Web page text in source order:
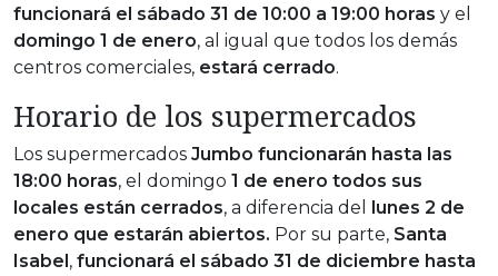
funcionará el sábado 31 de 10:00 a 19:00 horas y el
domingo 1 de enero, al igual que todos los demás
centros comerciales, estará cerrado.
Horario de los supermercados
Los supermercados Jumbo funcionarán hasta las
18:00 horas, el domingo 1 de enero todos sus
locales están cerrados, a diferencia del
lunes 2 de
enero que estarán abiertos. Por su parte, Santa
Isabel , funcionará el sábado 31 de diciembre hasta